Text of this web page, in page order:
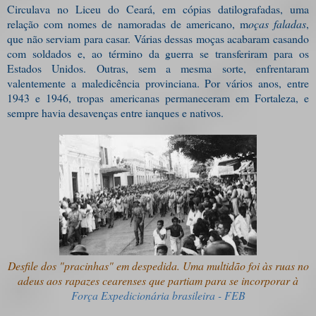
Circulava no Liceu do Ceará, em cópias datilografadas, uma
relação com nomes de namoradas de americano, moças faladas,
que não serviam para casar. Várias dessas moças acabaram casando
com soldados e, ao término da guerra se transferiram para os
Estados Unidos. Outras, sem a mesma sorte, enfrentaram
valentemente a maledicência provinciana. Por vários anos, entre
1943 e 1946, tropas americanas permaneceram em Fortaleza, e
sempre havia desavenças entre ianques e nativos.
Desfile dos "pracinhas" em despedida. Uma multidão foi às ruas no
adeus aos rapazes cearenses que partiam para se incorporar à
Força Expedicionária brasileira - FEB